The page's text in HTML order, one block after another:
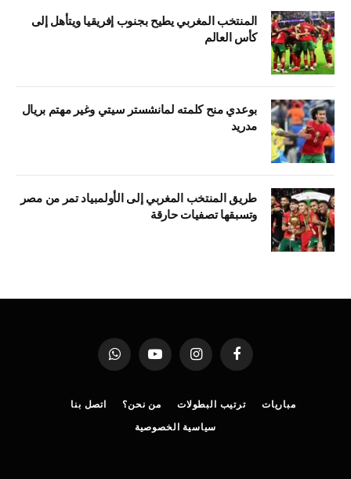
المنتخب المغربي يطيح بجنوب إفريقيا ويتأهل إلى
كأس العالم
بوعدي منح كلمته لمانشستر سيتي وغير مهتم بريال
مدريد
طريق المنتخب المغربي إلى الأولمبياد تمر من مصر
وتسبقها تصفيات حارقة
فيسبوك الانستغراميوتيوب واتساب
مباريات ترتيب البطولات من نحن؟
اتصل بنا
سياسية الخصوصية